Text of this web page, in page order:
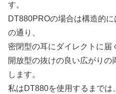
す。
DT880PROの場合は構造的
の通り、
密閉型の耳にダイレクトに届
開放型の抜けの良い広がり
します。
私はDT880を使用するまでは、